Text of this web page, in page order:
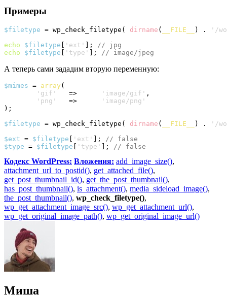
Примеры
$filetype = wp_check_filetype ( dirname ( __FILE__ ) .
'/
echo
$filetype 'ext' ; // jpg
echo
$filetype 'type' ; // image/jpeg
А теперь сами зададим вторую переменную:
$mimes = array (
'gif'
'image/gif' ,
'png'
'image/png'
) ;
$filetype = wp_check_filetype ( dirname ( __FILE__ ) .
'/
$ext = $filetype 'ext' ; // false
$type = $filetype 'type' ; // false
Кодекс WordPress: Вложения: add_image_size(),
attachment_url_to_postid(), get_attached_file(),
get_post_thumbnail_id(), get_the_post_thumbnail(),
has_post_thumbnail(), is_attachment(), media_sideload_image(),
the_post_thumbnail(), wp_check_filetype(),
wp_get_attachment_image_src(), wp_get_attachment_url(),
wp_get_original_image_path(), wp_get_original_image_url()
Миша